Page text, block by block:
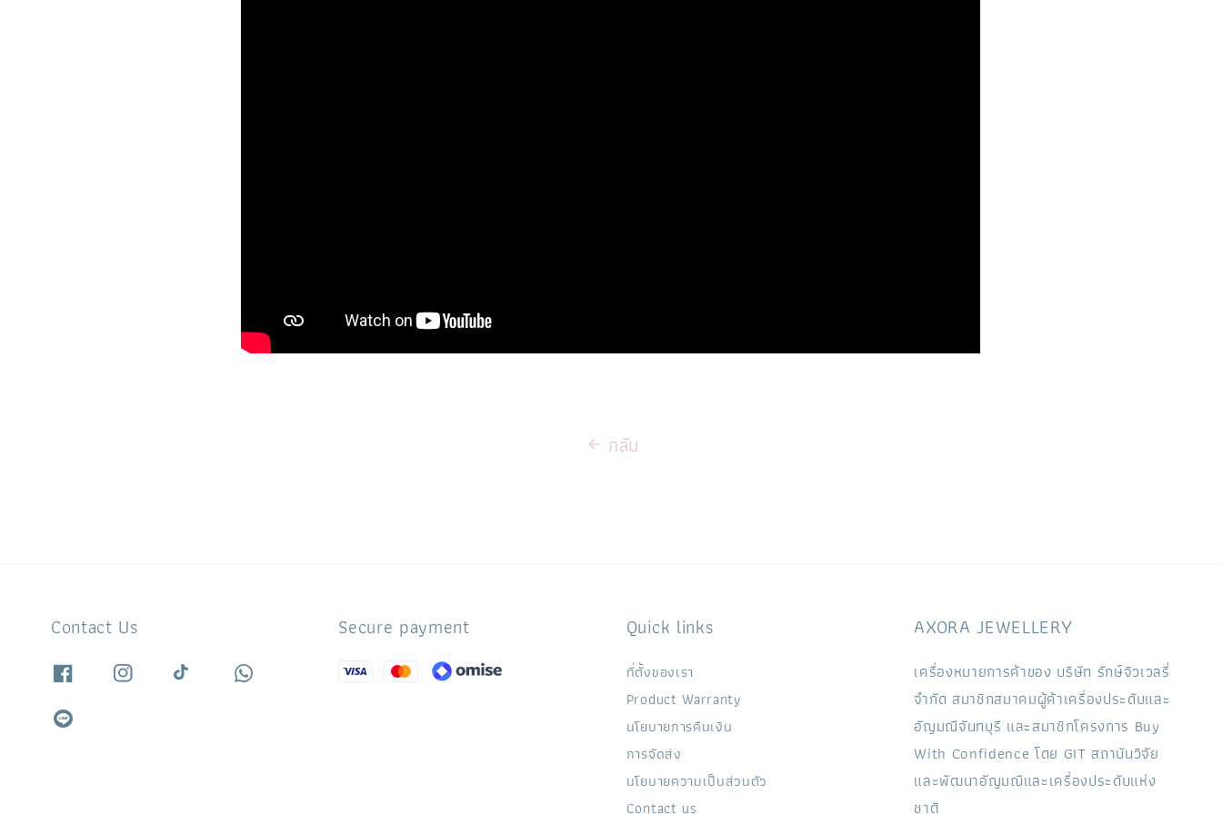
กลับ
Contact Us Secure payment Quick links
ที่ตั้งของเรา
Product Warranty
นโยบายการคืนเงิน
การจัดส่ง
นโยบายความเป็นส่วนตัว
Contact us
AXORA JEWELLERY
เครื่องหมายการค้าของ บริษัท รักษ์จิวเวลรี่
จำกัด สมาชิกสมาคมผู้ค้าเครื่องประดับและ
อัญมณีจันทบุรี และสมาชิกโครงการ Buy
With Confidence โดย GIT สถาบันวิจัย
และพัฒนาอัญมณีและเครื่องประดับแห่ง
ชาติ